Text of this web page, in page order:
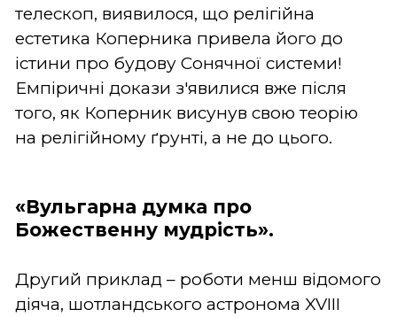
телескоп, виявилося, що релігійна
естетика Коперника привела його до
істини про будову Сонячної системи!
Емпіричні докази з'явилися вже після
того, як Коперник висунув свою теорію
на релігійному ґрунті, а не до цього.
«Вульгарна думка про
Божественну мудрість».
Другий приклад – роботи менш відомого
діяча, шотландського астронома XVIII